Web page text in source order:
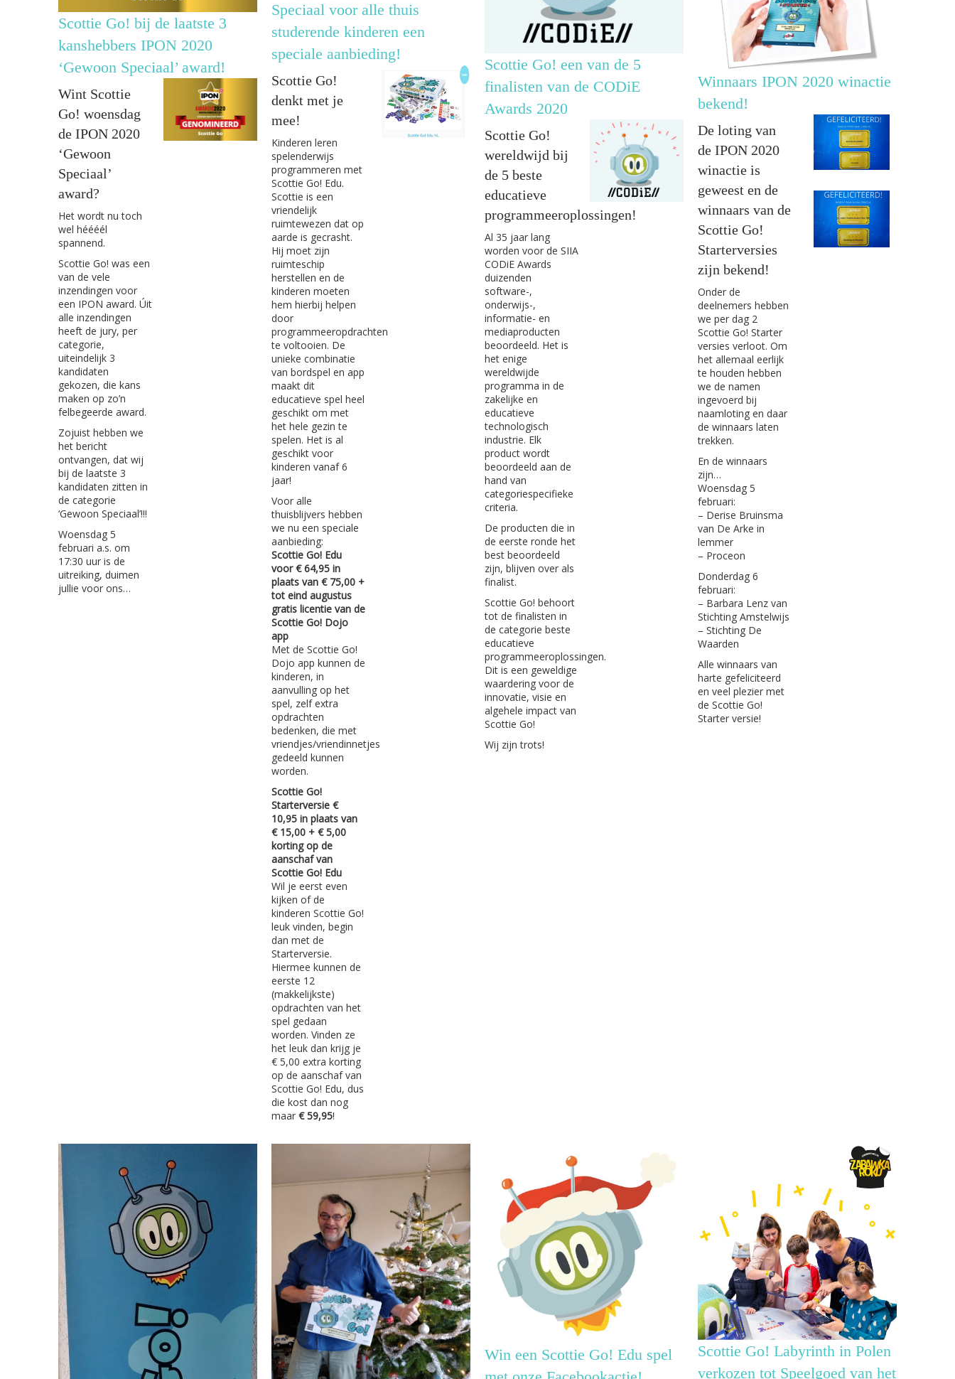
Scottie Go! bij de laatste 3
kanshebbers IPON 2020
‘Gewoon Speciaal’ award!
Wint Scottie
Go! woensdag
de IPON 2020
‘Gewoon
Speciaal’
award?
Het wordt nu toch
wel héééél
spannend.
Scottie Go! was een
van de vele
inzendingen voor
een IPON award. Úit
alle inzendingen
heeft de jury, per
categorie,
uiteindelijk 3
kandidaten
gekozen, die kans
maken op zo’n
felbegeerde award.
Zojuist hebben we
het bericht
ontvangen, dat wij
bij de laatste 3
kandidaten zitten in
de categorie
‘Gewoon Speciaal’!!!
Woensdag 5
februari a.s. om
17:30 uur is de
uitreiking, duimen
jullie voor ons…
Speciaal voor alle thuis
studerende kinderen een
speciale aanbieding!
Scottie Go!
denkt met je
mee!
Kinderen leren
spelenderwijs
programmeren met
Scottie Go! Edu.
Scottie is een
vriendelijk
ruimtewezen dat op
aarde is gecrasht.
Hij moet zijn
ruimteschip
herstellen en de
kinderen moeten
hem hierbij helpen
door
programmeeropdrachten
te voltooien. De
unieke combinatie
van bordspel en app
maakt dit
educatieve spel heel
geschikt om met
het hele gezin te
spelen. Het is al
geschikt voor
kinderen vanaf 6
jaar!
Voor alle
thuisblijvers hebben
we nu een speciale
aanbieding:
Scottie Go! Edu
voor € 64,95 in
plaats van € 75,00 +
tot eind augustus
gratis licentie van de
Scottie Go! Dojo
app
Met de Scottie Go!
Dojo app kunnen de
kinderen, in
aanvulling op het
spel, zelf extra
opdrachten
bedenken, die met
vriendjes/vriendinnetjes
gedeeld kunnen
worden.
Scottie Go!
Starterversie €
10,95 in plaats van
€ 15,00 + € 5,00
korting op de
aanschaf van
Scottie Go! Edu
Wil je eerst even
kijken of de
kinderen Scottie Go!
leuk vinden, begin
dan met de
Starterversie.
Hiermee kunnen de
eerste 12
(makkelijkste)
opdrachten van het
spel gedaan
worden. Vinden ze
het leuk dan krijg je
€ 5,00 extra korting
op de aanschaf van
Scottie Go! Edu, dus
die kost dan nog
maar € 59,95!
Scottie Go! een van de 5
finalisten van de CODiE
Awards 2020
Scottie Go!
wereldwijd bij
de 5 beste
educatieve
programmeeroplossingen!
Al 35 jaar lang
worden voor de SIIA
CODiE Awards
duizenden
software-,
onderwijs-,
informatie- en
mediaproducten
beoordeeld. Het is
het enige
wereldwijde
programma in de
zakelijke en
educatieve
technologisch
industrie. Elk
product wordt
beoordeeld aan de
hand van
categoriespecifieke
criteria.
De producten die in
de eerste ronde het
best beoordeeld
zijn, blijven over als
finalist.
Scottie Go! behoort
tot de finalisten in
de categorie beste
educatieve
programmeeroplossingen.
Dit is een geweldige
waardering voor de
innovatie, visie en
algehele impact van
Scottie Go!
Wij zijn trots!
Winnaars IPON 2020 winactie
bekend!
De loting van
de IPON 2020
winactie is
geweest en de
winnaars van de
Scottie Go!
Starterversies
zijn bekend!
Onder de
deelnemers hebben
we per dag 2
Scottie Go! Starter
versies verloot. Om
het allemaal eerlijk
te houden hebben
we de namen
ingevoerd bij
naamloting en daar
de winnaars laten
trekken.
En de winnaars
zijn…
Woensdag 5
februari:
– Derise Bruinsma
van De Arke in
lemmer
– Proceon
Donderdag 6
februari:
– Barbara Lenz van
Stichting Amstelwijs
– Stichting De
Waarden
Alle winnaars van
harte gefeliciteerd
en veel plezier met
de Scottie Go!
Starter versie!
Win een Scottie Go! Edu spel
Scottie Go! Labyrinth in Polen
verkozen tot Speelgoed van het